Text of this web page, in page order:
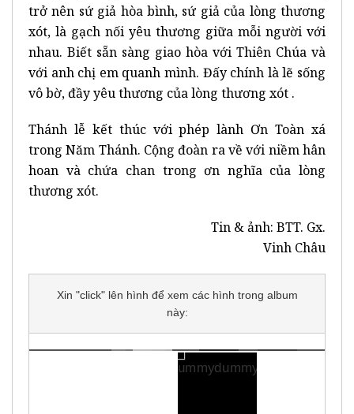
trở nên sứ giả hòa bình, sứ giả của lòng thương
xót, là gạch nối yêu thương giữa mỗi người với
nhau. Biết sẵn sàng giao hòa với Thiên Chúa và
với anh chị em quanh mình. Đấy chính là lẽ sống
vô bờ, đầy yêu thương của lòng thương xót .
Thánh lễ kết thúc với phép lành Ơn Toàn xá
trong Năm Thánh. Cộng đoàn ra về với niềm hân
hoan và chứa chan trong ơn nghĩa của lòng
thương xót.
Tin & ảnh: BTT. Gx.
Vinh Châu
Xin "click" lên hình để xem các hình trong album
này: